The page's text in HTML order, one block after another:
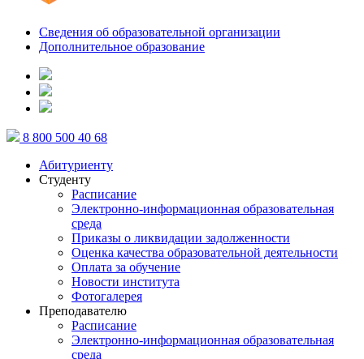
Сведения об образовательной организации
Дополнительное образование
8 800 500 40 68
Абитуриенту
Студенту
Расписание
Электронно-информационная образовательная
среда
Приказы о ликвидации задолженности
Оценка качества образовательной деятельности
Оплата за обучение
Новости института
Фотогалерея
Преподавателю
Расписание
Электронно-информационная образовательная
среда